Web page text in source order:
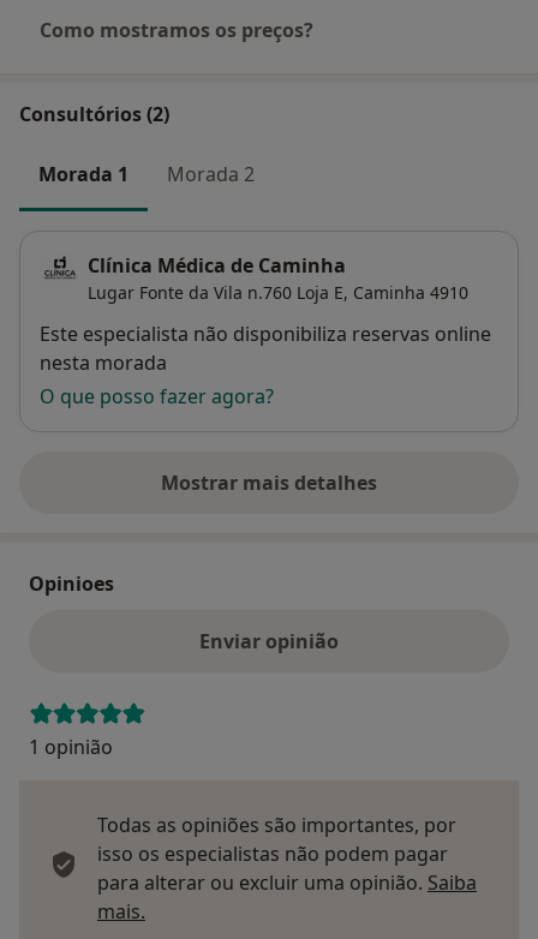
Como mostramos os preços?
Consultórios (2)
Morada 1 Morada 2
Clínica Médica de Caminha
Lugar Fonte da Vila n.760 Loja E, Caminha 4910
Disponibilidade
Este especialista não disponibiliza reservas online
nesta morada
O que posso fazer agora?
Mostrar mais detalhes
sobre o endereço
Opinioes
Enviar opinião
1 opinião
Todas as opiniões são importantes, por
isso os especialistas não podem pagar
para alterar ou excluir uma opinião. Saiba
mais.